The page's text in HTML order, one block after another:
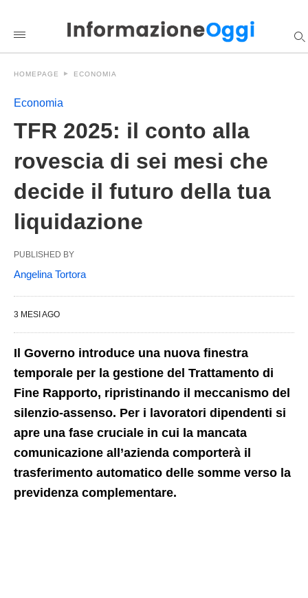
informazioneoggi
/2026/05/05/tfr-
il-
alla-
mesi-
futuro-
tua-
liquidazione/amp/
HOMEPAGE ECONOMIA
Economia
TFR 2025: il conto alla
rovescia di sei mesi che
decide il futuro della tua
liquidazione
PUBLISHED BY
Angelina Tortora
3 MESI AGO
Il Governo introduce una nuova finestra
temporale per la gestione del Trattamento di
Fine Rapporto, ripristinando il meccanismo del
silenzio-assenso. Per i lavoratori dipendenti si
apre una fase cruciale in cui la mancata
comunicazione all’azienda comporterà il
trasferimento automatico delle somme verso la
previdenza complementare.